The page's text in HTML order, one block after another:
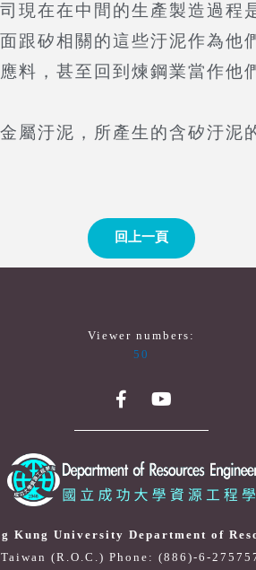
現在在中間的生產製造過
跟矽相關的這些汙泥作為
料，甚至回到煉鋼業當作
汙泥，所產生的含矽汙泥
回上一頁
Viewer numbers:
50
Kung University Department of
(R.O.C.) Phone: (886)-6-